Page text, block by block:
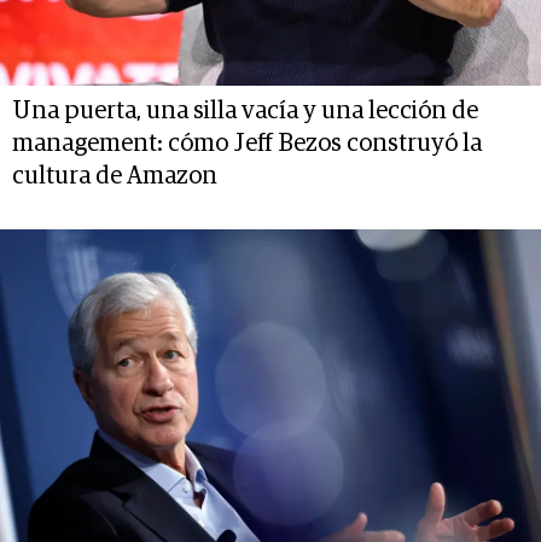
Una puerta, una silla vacía y una lección de
management: cómo Jeff Bezos construyó la
cultura de Amazon